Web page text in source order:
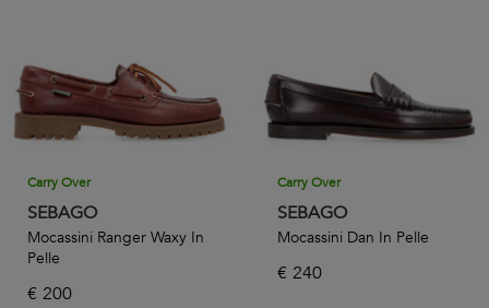
Carry Over
SEBAGO
Mocassini Ranger Waxy In
Pelle
€ 200
Carry Over
SEBAGO
Mocassini Dan In Pelle
€ 240